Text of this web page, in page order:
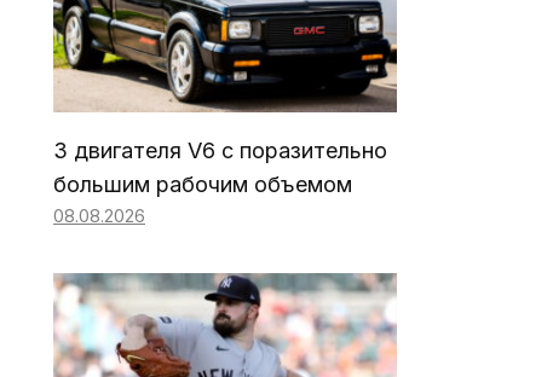
3 двигателя V6 с поразительно
большим рабочим объемом
08.08.2026